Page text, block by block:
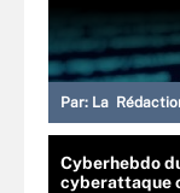
Par: La
Cyberhebdo
cyberattaque